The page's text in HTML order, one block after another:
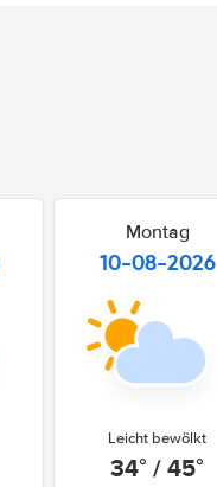
Montag
10-08-2026
Leicht bewölkt
34° / 45°